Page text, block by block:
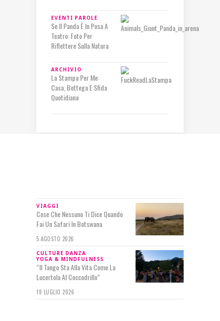
EVENTI PAROLE
Se Il Panda È In Posa A
Teatro: Foto Per
Riflettere Sulla Natura
ARCHIVIO
La Stampa Per Me:
Casa, Bottega E Sfida
Quotidiana
VIAGGI
Cose Che Nessuno Ti Dice Quando
Fai Un Safari In Botswana
5 AGOSTO 2026
CULTURE DANZA
YOGA & MINDFULNESS
“Il Tango Sta Alla Vita Come La
Lucertola Al Coccodrillo”
19 LUGLIO 2026